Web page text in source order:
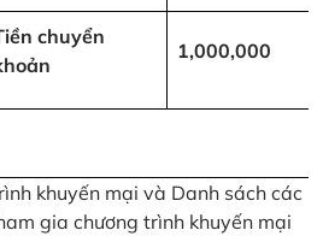
chuyển
1,000,000
khuyến mại và Danh sách các
gia chương trình khuyến mại